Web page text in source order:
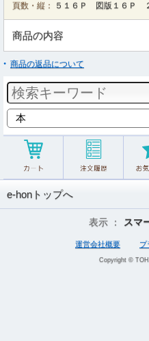
頁数・縦：
５１６Ｐ 図版１６Ｐ
商品の内容
商品の返品について
e-honトップへ
表示 ： スマ
運営会社概要 プ
Copyright ©